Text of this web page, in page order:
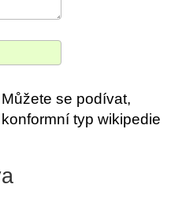
se podívat,
typ wikipedie